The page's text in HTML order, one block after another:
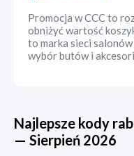
Promocja w CCC to
obniżyć wartość
to marka sieci
wybór butów i
Najlepsze kody
— Sierpień 2026